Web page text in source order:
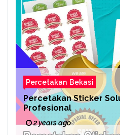
Percetakan Bekasi
Percetakan Sticker
Profesional
2 years ago